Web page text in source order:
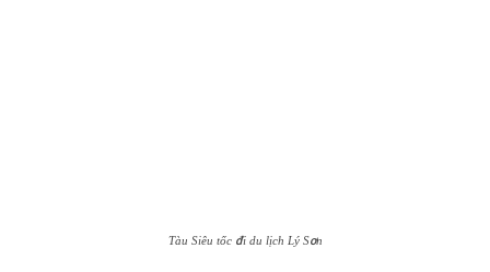
Tàu Siêu tốc đi du lịch Lý Sơn